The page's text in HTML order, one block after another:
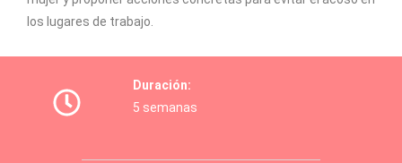
los lugares de trabajo.
Duración:
5 semanas